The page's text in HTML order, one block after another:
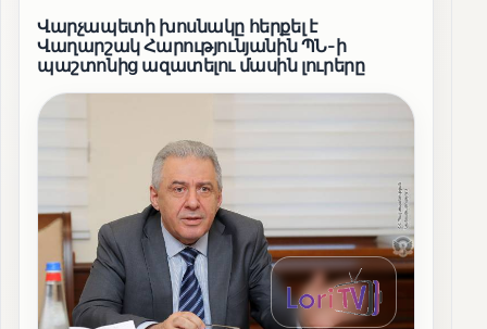
Վարչապետի խոսնակը հերքել է
Վաղարշակ Հարությունյանին ՊՆ-ի
պաշտոնից ազատելու մասին լուրերը